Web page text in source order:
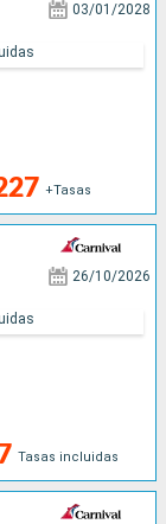
03/01/2028
+Tasas
26/10/2026
Tasas incluidas